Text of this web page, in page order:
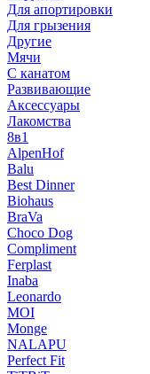
Для апортировки
Для грызения
Другие
Мячи
С канатом
Развивающие
Аксессуары
Лакомства
8в1
AlpenHof
Balu
Best Dinner
Biohaus
BraVa
Choco Dog
Compliment
Ferplast
Inaba
Leonardo
MOI
Monge
NALAPU
Perfect Fit